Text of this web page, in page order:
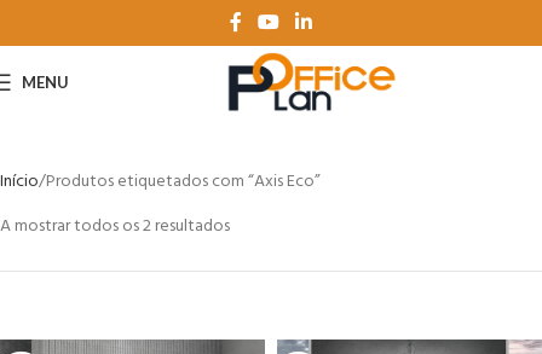
MENU
Início Produtos etiquetados com “Axis Eco”
A mostrar todos os 2 resultados